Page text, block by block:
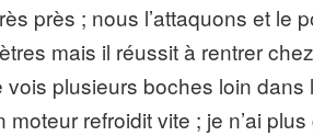
près ; nous l’attaquons et le
mais il réussit à rentrer
plusieurs boches loin
moteur refroidit vite ; je n’ai